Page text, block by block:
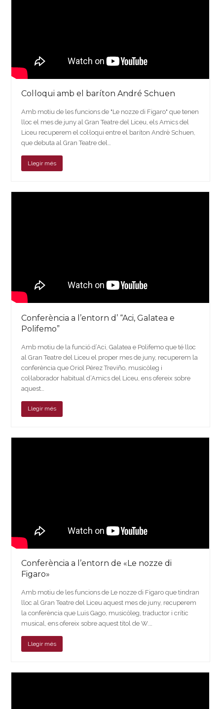
Col·loqui amb el baríton André Schuen
Amb motiu de les funcions de "Le nozze di Figaro" que tenen
lloc el mes de juny al Gran Teatre del Liceu, els Amics del
Liceu recuperem el col·loqui entre el baríton Andrè Schuen,
que debuta al Gran Teatre del…
Llegir més
Conferència a l’entorn d’ “Aci, Galatea e
Polifemo”
Amb motiu de la funció d’Aci, Galatea e Polifemo que té lloc
al Gran Teatre del Liceu el proper mes de juny, recuperem la
conferència que Oriol Pérez Treviño, musicòleg i
col·laborador habitual d’Amics del Liceu, ens ofereix sobre
aquest…
Llegir més
Conferència a l’entorn de «Le nozze di
Figaro»
Amb motiu de les funcions de Le nozze di Figaro que tindran
lloc al Gran Teatre del Liceu aquest mes de juny, recuperem
la conferència que Luis Gago, musicòleg, traductor i crític
musical, ens ofereix sobre aquest títol de W.…
Llegir més